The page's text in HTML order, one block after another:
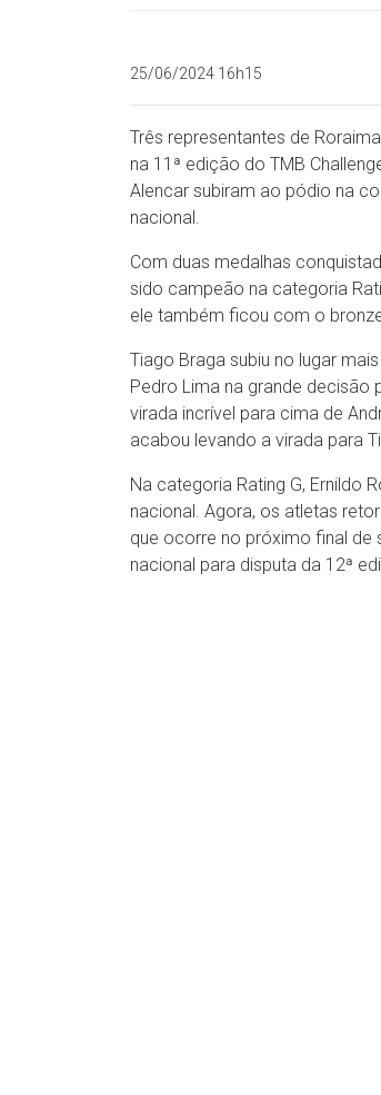
25/06/2024 16h15
Três representantes de
na 11ª edição do TMB
Alencar subiram ao pódio na
nacional.
Com duas medalhas
sido campeão na categoria
ele também ficou com o
Tiago Braga subiu no lugar
Pedro Lima na grande
virada incrível para cima de
acabou levando a virada para
Na categoria Rating G, Ernildo
nacional. Agora, os atletas
que ocorre no próximo final de
nacional para disputa da 12ª